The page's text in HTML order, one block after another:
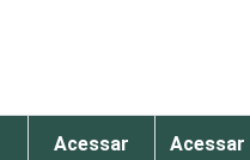
Acessar
Acessar